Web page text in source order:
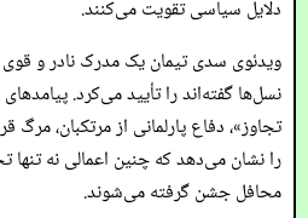
دلایل سیاسی تقویت می‌کنند.
ویدئوی سدی تیمان یک مدرک نادر و قوی
نسل‌ها گفته‌اند را تأیید می‌کرد.
تجاوز»، دفاع پارلمانی از مرتکبان،
را نشان می‌دهد که چنین اعمالی نه
محافل جشن گرفته می‌شوند.